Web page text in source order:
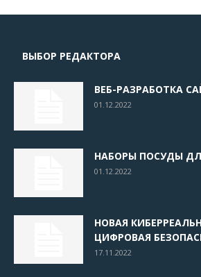
ВЫБОР РЕДАКТОРА
ВЕБ-РАЗРАБОТКА
01.12.2022
НАБОРЫ ПОСУДЫ
01.12.2022
НОВАЯ
ЦИФРОВАЯ
17.11.2022